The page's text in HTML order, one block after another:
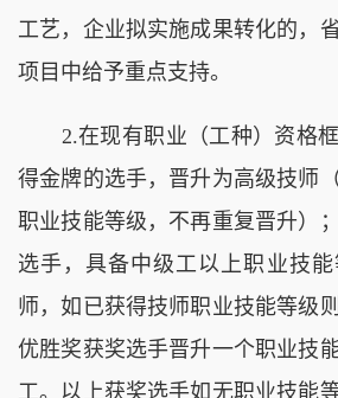
工艺，企业拟实施成果转化的，
项目中给予重点支持。
2.在现有职业（工种）资格框
得金牌的选手，晋升为高级技师
职业技能等级，不再重复晋升）
选手，具备中级工以上职业技
师，如已获得技师职业技能等级
优胜奖获奖选手晋升一个职业技
工。以上获奖选手如无职业技能